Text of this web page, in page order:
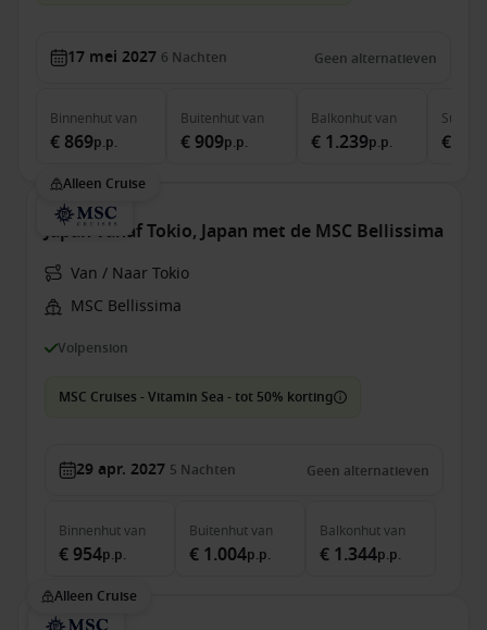
17 mei 2027 6 Nachten Geen alternatieven
Binnenhutvan
€ 869p.p.
Buitenhutvan
€ 909p.p.
Balkonhutvan
€ 1.239p.p.
Suite
€
Alleen Cruise
Japan vanaf Tokio, Japan met de MSC Bellissima
Van / Naar Tokio
MSC Bellissima
Volpension
MSC Cruises - Vitamin Sea - tot 50% korting
29 apr. 2027 5 Nachten Geen alternatieven
Binnenhutvan
€ 954p.p.
Buitenhutvan
€ 1.004p.p.
Balkonhutvan
€ 1.344p.p.
Alleen Cruise